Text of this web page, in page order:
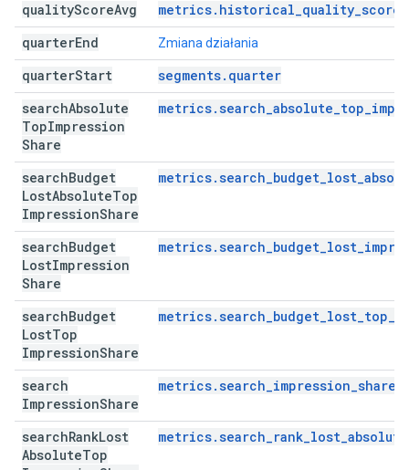
qualityScoreAvg
metrics.historical_quality_score
quarterEnd Zmiana działania
quarterStart
segments.quarter
searchAbsolute
TopImpression
Share
searchBudget
LostAbsoluteTop
ImpressionShare
searchBudget
LostImpression
Share
searchBudget
LostTop
ImpressionShare
search
ImpressionShare
metrics.search_impression_share
searchRankLost
AbsoluteTop